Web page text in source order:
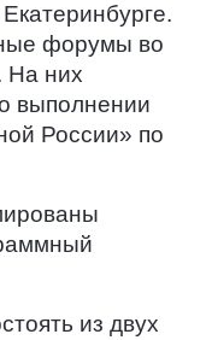
форумы во
На них
выполнении
России» по
из двух